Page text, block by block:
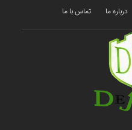
تماس با ما درباره ما